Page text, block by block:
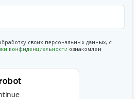
своих персональных данных, с
конфиденциальности ознакомлен